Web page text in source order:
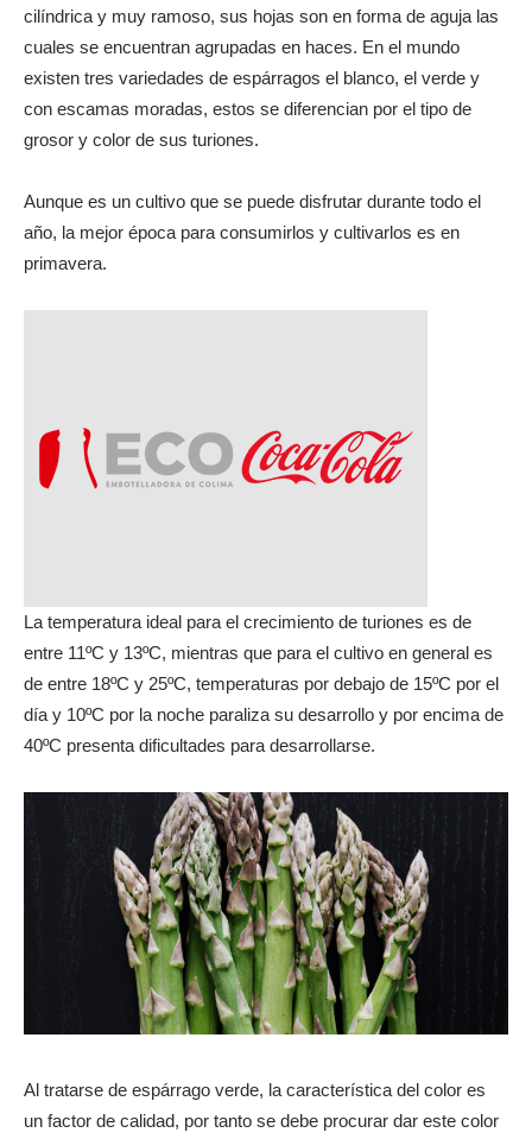
cilíndrica y muy ramoso, sus hojas son en forma de aguja las
cuales se encuentran agrupadas en haces. En el mundo
existen tres variedades de espárragos el blanco, el verde y
con escamas moradas, estos se diferencian por el tipo de
grosor y color de sus turiones.
Aunque es un cultivo que se puede disfrutar durante todo el
año, la mejor época para consumirlos y cultivarlos es en
primavera.
La temperatura ideal para el crecimiento de turiones es de
entre 11ºC y 13ºC, mientras que para el cultivo en general es
de entre 18ºC y 25ºC, temperaturas por debajo de 15ºC por el
día y 10ºC por la noche paraliza su desarrollo y por encima de
40ºC presenta dificultades para desarrollarse.
Al tratarse de espárrago verde, la característica del color es
un factor de calidad, por tanto se debe procurar dar este color